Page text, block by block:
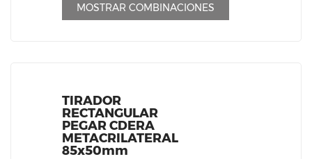
MOSTRAR COMBINACIONES
TIRADOR
RECTANGULAR
PEGAR CDERA
METACRILATERAL
85x50mm